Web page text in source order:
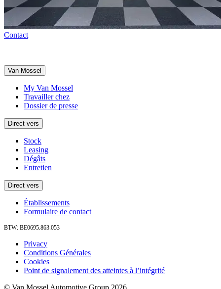
Contact
Van Mossel
My Van Mossel
Travailler chez
Dossier de presse
Direct vers
Stock
Leasing
Dégâts
Entretien
Direct vers
Établissements
Formulaire de contact
BTW: BE0695.863.053
Privacy
Conditions Générales
Cookies
Point de signalement des atteintes à l’intégrité
© Van Mossel Automotive Group 2026